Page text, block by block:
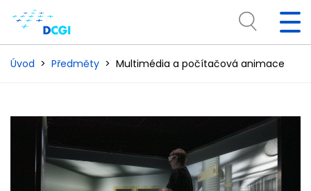
Úvod Předměty Multimédia a počítačová animace